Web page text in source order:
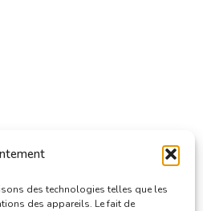
des technologies telles que les
des appareils. Le fait de